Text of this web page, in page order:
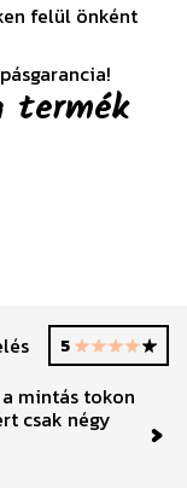
felül önként
termék
5
mintás tokon
csak négy